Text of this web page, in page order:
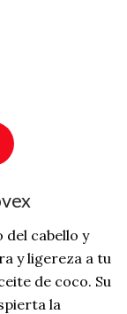
del cabello y
y ligereza a tu
de coco. Su
la